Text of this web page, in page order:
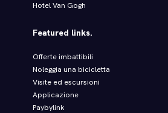
Hotel Van Gogh
Featured links.
Offerte imbattibili
Noleggia una bicicletta
Visite ed escursioni
Applicazione
Paybylink